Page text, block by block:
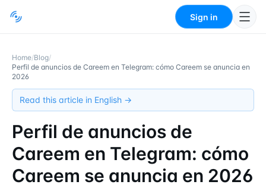
Sign in
Home/Blog/
Perfil de anuncios de Careem en Telegram: cómo Careem se anuncia en
2026
Read this article in English →
Perfil de anuncios de
Careem en Telegram: cómo
Careem se anuncia en 2026